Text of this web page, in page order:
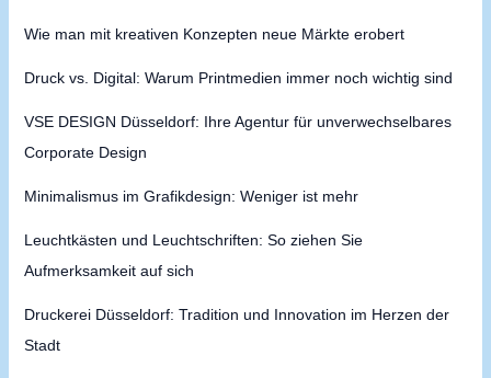
Wie man mit kreativen Konzepten neue Märkte erobert
Druck vs. Digital: Warum Printmedien immer noch wichtig sind
VSE DESIGN Düsseldorf: Ihre Agentur für unverwechselbares
Corporate Design
Minimalismus im Grafikdesign: Weniger ist mehr
Leuchtkästen und Leuchtschriften: So ziehen Sie
Aufmerksamkeit auf sich
Druckerei Düsseldorf: Tradition und Innovation im Herzen der
Stadt